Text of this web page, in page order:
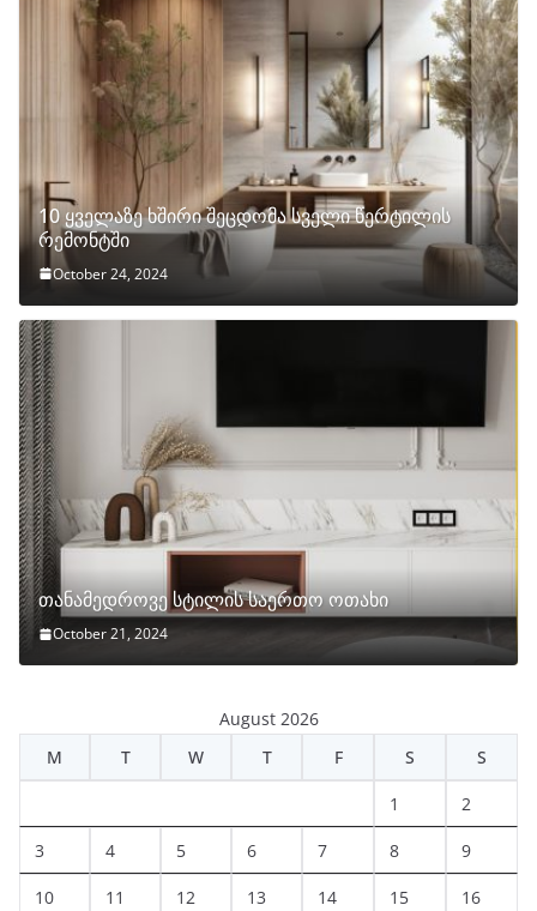
10 ყველაზე ხშირი შეცდომა სველი წერტილის
რემონტში
October 24, 2024
თანამედროვე სტილის საერთო ოთახი
October 21, 2024
August 2026
M
T W T F S S
1 2
3 4 5 6 7 8 9
10 11 12 13 14 15 16